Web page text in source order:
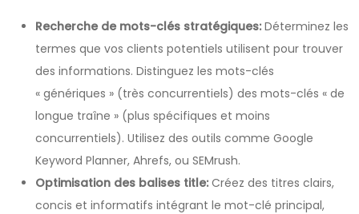
Recherche de mots-clés stratégiques: Déterminez les
termes que vos clients potentiels utilisent pour trouver
des informations. Distinguez les mots-clés
« génériques » (très concurrentiels) des mots-clés « de
longue traîne » (plus spécifiques et moins
concurrentiels). Utilisez des outils comme Google
Keyword Planner, Ahrefs, ou SEMrush.
Optimisation des balises title: Créez des titres clairs,
concis et informatifs intégrant le mot-clé principal,